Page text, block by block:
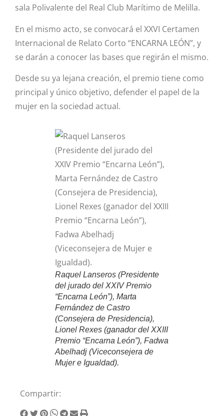
sala Polivalente del Real Club Marítimo de Melilla.
En el mismo acto, se convocará el XXVI Certamen
Internacional de Relato Corto “ENCARNA LEÓN”, y
se darán a conocer las bases que regirán el mismo.
Desde su ya lejana creación, el premio tiene como
principal y único objetivo, defender el papel de la
mujer en la sociedad actual.
Raquel Lanseros (Presidente
del jurado del XXIV Premio
“Encarna León”), Marta
Fernández de Castro
(Consejera de Presidencia),
Lionel Rexes (ganador del XXIII
Premio “Encarna León”), Fadwa
Abelhadj (Viceconsejera de
Mujer e Igualdad).
Compartir: